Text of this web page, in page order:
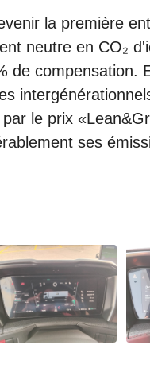
la première
neutre en CO₂
de compensation.
le prix
ses